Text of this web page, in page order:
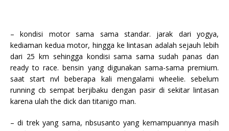
– kondisi motor sama sama standar. jarak dari yogya,
kediaman kedua motor, hingga ke lintasan adalah sejauh lebih
dari 25 km sehingga kondisi sama sama sudah panas dan
ready to race. bensin yang digunakan sama-sama premium.
saat start nvl beberapa kali mengalami wheelie. sebelum
running cb sempat berjibaku dengan pasir di sekitar lintasan
karena ulah the dick dan titanigo man.
– di trek yang sama, nbsusanto yang kemampuannya masih